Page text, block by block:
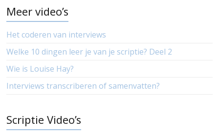
Meer video’s
Het coderen van interviews
Welke 10 dingen leer je van je scriptie? Deel 2
Wie is Louise Hay?
Interviews transcriberen of samenvatten?
Scriptie Video’s